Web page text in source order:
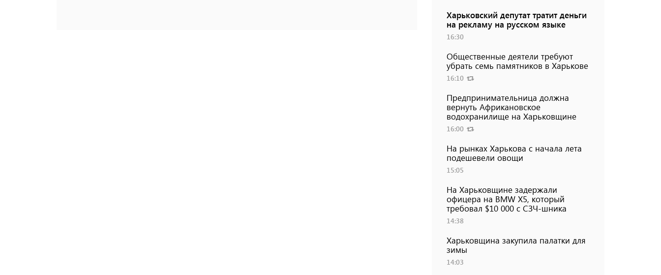
Харьковский депутат тратит деньги
на рекламу на русском языке
16:30
Общественные деятели требуют
убрать семь памятников в Харькове
16:10
Предпринимательница должна
вернуть Африкановское
водохранилище на Харьковщине
16:00
На рынках Харькова с начала лета
подешевели овощи
15:05
На Харьковщине задержали
офицера на BMW Х5, который
требовал $10 000 с СЗЧ-шника
14:38
Харьковщина закупила палатки для
зимы
14:03